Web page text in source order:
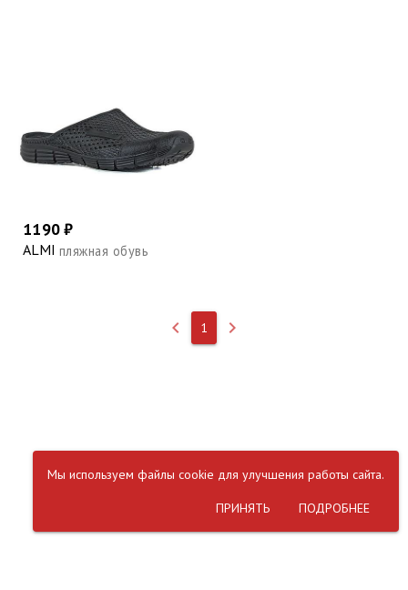
1190 ₽
ALMI пляжная обувь
keyboard_arrow_left 1 keyboard_arrow_right
Мы используем файлы cookie для улучшения работы сайта.
ПРИНЯТЬ ПОДРОБНЕЕ